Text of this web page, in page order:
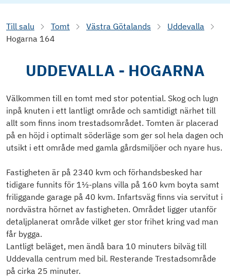
Till salu Tomt Västra Götalands
Uddevalla
Hogarna 164
UDDEVALLA - HOGARNA
Välkommen till en tomt med stor potential. Skog och lugn
inpå knuten i ett lantligt område och samtidigt närhet till
allt som finns inom trestadsområdet. Tomten är placerad
på en höjd i optimalt söderläge som ger sol hela dagen och
utsikt i ett område med gamla gårdsmiljöer och nyare hus.
Fastigheten är på 2340 kvm och förhandsbesked har
tidigare funnits för 1½-plans villa på 160 kvm boyta samt
friliggande garage på 40 kvm. Infartsväg finns via servitut i
nordvästra hörnet av fastigheten. Området ligger utanför
detaljplanerat område vilket ger stor frihet kring vad man
får bygga.
Lantligt beläget, men ändå bara 10 minuters bilväg till
Uddevalla centrum med bil. Resterande Trestadsområde
på cirka 25 minuter.